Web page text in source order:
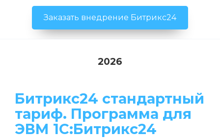
Заказать внедрение Битрикс24
2026
Битрикс24 стандартный
тариф. Программа для
ЭВМ 1С:Битрикс24